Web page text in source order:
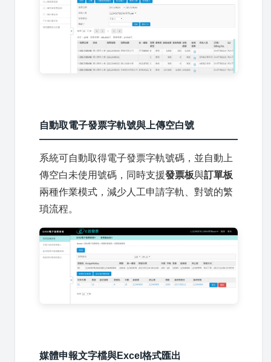
自動取電子發票字軌號與上傳空白號
系統可自動取得電子發票字軌號碼，並自動上
傳空白未使用號碼，同時支援發票板與訂單板
兩種作業模式，減少人工申請字軌、對號的繁
瑣流程。
媒體申報文字檔與Excel格式匯出